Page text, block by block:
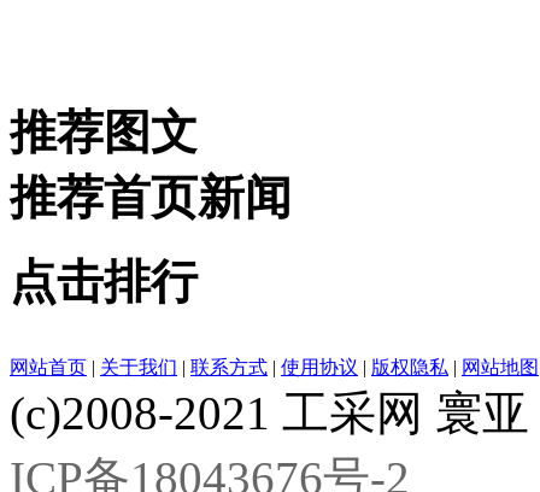
推荐图文
推荐首页新闻
点击排行
网站首页 | 关于我们 | 联系方式 | 使用协议 | 版权隐私 | 网站地图
(c)2008-2021 工采网 寰
ICP备18043676号-2